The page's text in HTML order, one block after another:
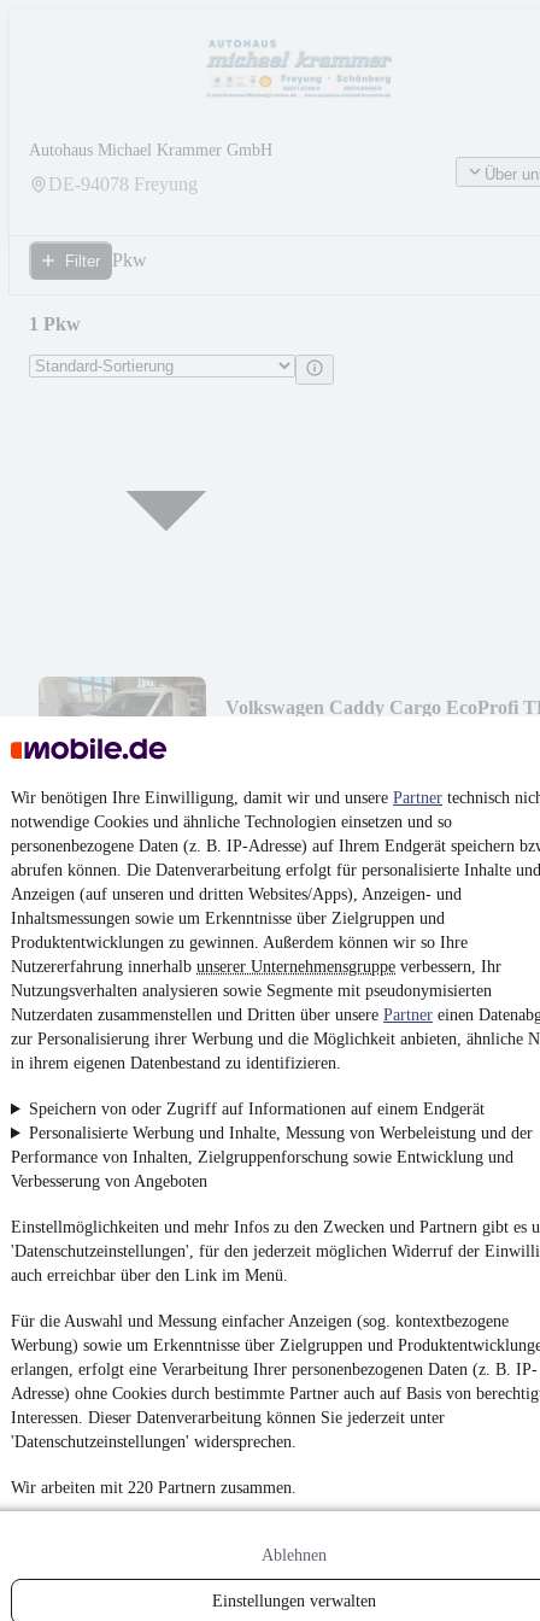
Wir benötigen Ihre Einwilligung, damit wir und unsere Partner technisch
notwendige Cookies und ähnliche Technologien einsetzen und so
personenbezogene Daten (z. B. IP-Adresse) auf Ihrem Endgerät speichern
abrufen können. Die Datenverarbeitung erfolgt für personalisierte Inhalte und
Anzeigen (auf unseren und dritten Websites/Apps), Anzeigen- und
Inhaltsmessungen sowie um Erkenntnisse über Zielgruppen und
Produktentwicklungen zu gewinnen. Außerdem können wir so Ihre
Nutzererfahrung innerhalb unserer Unternehmensgruppe verbessern, Ihr
Nutzungsverhalten analysieren sowie Segmente mit pseudonymisierten
Nutzerdaten zusammenstellen und Dritten über unsere Partner einen
zur Personalisierung ihrer Werbung und die Möglichkeit anbieten, ähnliche
in ihrem eigenen Datenbestand zu identifizieren.
Speichern von oder Zugriff auf Informationen auf einem Endgerät
Personalisierte Werbung und Inhalte, Messung von Werbeleistung und der
Performance von Inhalten, Zielgruppenforschung sowie Entwicklung und
Verbesserung von Angeboten
Einstellmöglichkeiten und mehr Infos zu den Zwecken und Partnern gibt es
'Datenschutzeinstellungen', für den jederzeit möglichen Widerruf der
auch erreichbar über den Link im Menü.
Für die Auswahl und Messung einfacher Anzeigen (sog. kontextbezogene
Werbung) sowie um Erkenntnisse über Zielgruppen und
erlangen, erfolgt eine Verarbeitung Ihrer personenbezogenen Daten (z. B. IP-
Adresse) ohne Cookies durch bestimmte Partner auch auf Basis von
Interessen. Dieser Datenverarbeitung können Sie jederzeit unter
'Datenschutzeinstellungen' widersprechen.
Wir arbeiten mit 220 Partnern zusammen.
Ablehnen
Einstellungen verwalten
Autohaus Michael Krammer GmbH
DE-94078 Freyung Über
Filter Pkw
1 Pkw
Volkswagen Caddy Cargo EcoProfi
Unfallfrei•EZ 10/2021• 121.576 km•90 kW (122 PS)
Kontakt
¹MwSt. ausweisbar
4.6 Sterne
Nutze mobile.de schnell und einfach
Impressum
AGB
Vertrag widerrufen
Datenschutzeinstellungen
Erklärung zur Barrierefreiheit
Report Security Vulnerability (English)
mobile.definden